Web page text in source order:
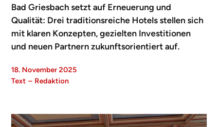
Bad Griesbach setzt auf Erneuerung und
Qualität: Drei traditionsreiche Hotels stellen sich
mit klaren Konzepten, gezielten Investitionen
und neuen Partnern zukunftsorientiert auf.
18. November 2025
Text – Redaktion